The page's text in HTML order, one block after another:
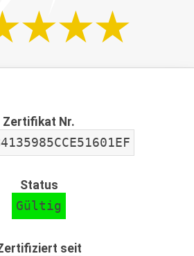
Zertifikat Nr.
Status
Gültig
seit